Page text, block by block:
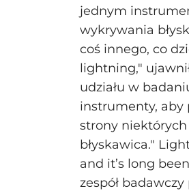
jednym
wykrywania
coś innego, co
lightning,"
udziału w
instrumenty, aby
strony niektórych
błyskawica."
and it’s long
zespół